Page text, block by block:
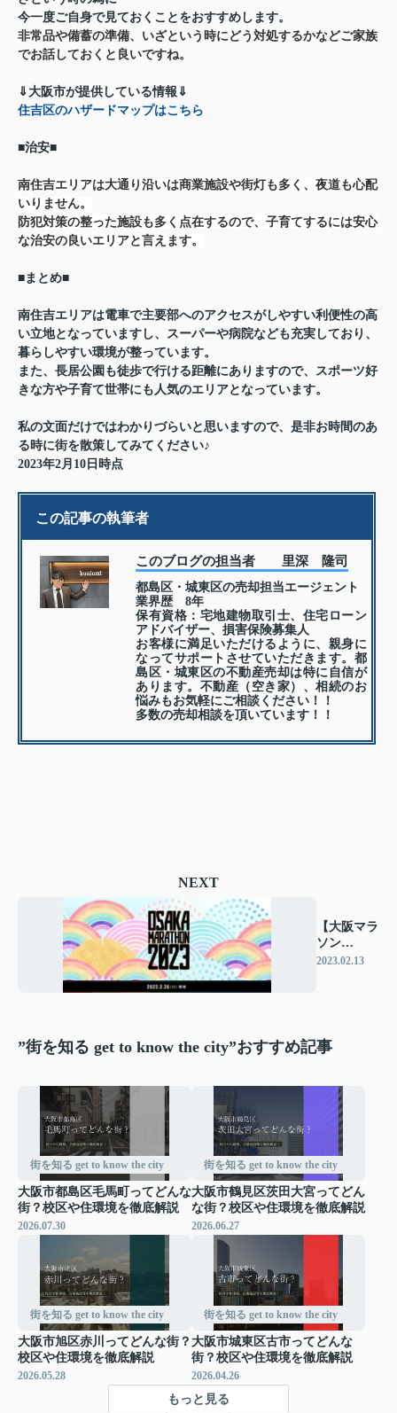
今一度ご自身で見ておくことをおすすめします。
非常品や備蓄の準備、いざという時にどう対処するかなどご家族
でお話しておくと良いですね。
⇓大阪市が提供している情報⇓
住吉区のハザードマップはこちら
■治安■
南住吉エリアは大通り沿いは商業施設や街灯も多く、夜道も心配
いりません。
防犯対策の整った施設も多く点在するので、子育てするには安心
な治安の良いエリアと言えます。
■まとめ■
南住吉エリアは電車で主要部へのアクセスがしやすい利便性の高
い立地となっていますし、スーパーや病院なども充実しており、
暮らしやすい環境が整っています。
また、長居公園も徒歩で行ける距離にありますので、スポーツ好
きな方や子育て世帯にも人気のエリアとなっています。
私の文面だけではわかりづらいと思いますので、是非お時間のあ
る時に街を散策してみてください♪
2023年2月10日時点
この記事の執筆者
このブログの担当者 里深 隆司
都島区・城東区の売却担当エージェント
業界歴 8年
保有資格：宅地建物取引士、住宅ローン
アドバイザー、損害保険募集人
お客様に満足いただけるように、親身に
なってサポートさせていただきます。都
島区・城東区の不動産売却は特に自信が
あります。不動産（空き家）、相続のお
悩みもお気軽にご相談ください！！
多数の売却相談を頂いています！！
NEXT
【大阪マラ
ソン
2023】2/26
2023.02.13
”街を知る get to know the city”おすすめ記事
街を知る get to know the city
大阪市都島区毛馬町ってどんな
街？校区や住環境を徹底解説
2026.07.30
街を知る get to know the city
大阪市鶴見区茨田大宮ってどん
な街？校区や住環境を徹底解説
2026.06.27
街を知る get to know the city
大阪市旭区赤川ってどんな街？
校区や住環境を徹底解説
2026.05.28
街を知る get to know the city
大阪市城東区古市ってどんな
街？校区や住環境を徹底解説
2026.04.26
もっと見る